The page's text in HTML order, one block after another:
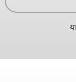
या